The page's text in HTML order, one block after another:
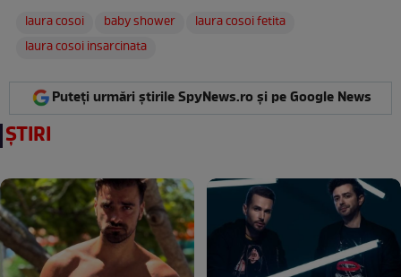
laura cosoi
baby shower
laura cosoi fetita
laura cosoi insarcinata
Puteți urmări știrile SpyNews.ro și pe Google News
ȘTIRI